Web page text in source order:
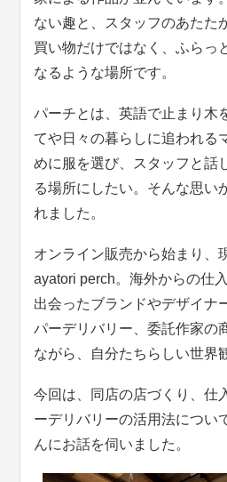
ない趣と、スタッフのあたた
買い物だけではなく、ふらっ
なるような場所です。
パーチとは、英語で止まり木
てや日々の暮らしに追われる
めに服を選び、スタッフと話
る場所にしたい。そんな思い
れました。
オンライン販売から始まり、
ayatori perch。海外からの仕
出会ったブランドやデザイナ
パーデリバリー、委託作家の
ながら、自分たちらしい世界
今回は、同店の店づくり、仕
ーデリバリーの活用法につい
んにお話を伺いました。